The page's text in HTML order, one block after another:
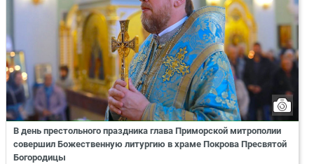
В день престольного праздника глава Приморской митрополии
совершил Божественную литургию в храме Покрова Пресвятой
Богородицы